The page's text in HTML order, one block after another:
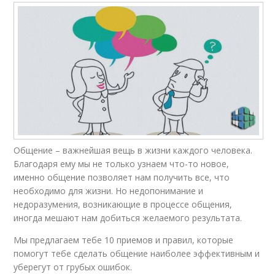
Общение – важнейшая вещь в жизни каждого человека.
Благодаря ему мы не только узнаем что-то новое,
именно общение позволяет нам получить все, что
необходимо для жизни. Но недопонимание и
недоразумения, возникающие в процессе общения,
иногда мешают нам добиться желаемого результата.
Мы предлагаем тебе 10 приемов и правил, которые
помогут тебе сделать общение наиболее эффективным и
уберегут от грубых ошибок.